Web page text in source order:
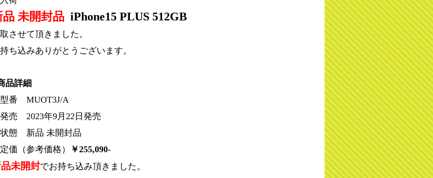
品 未開封品 iPhone15 PLUS 512GB
させて頂きました。
ち込みありがとうございます。
品詳細
型番 MUOT3J/A
発売 2023年9月22日発売
状態 新品 未開封品
定価（参考価格）
￥255,090-
未開封でお持ち込み頂きました。